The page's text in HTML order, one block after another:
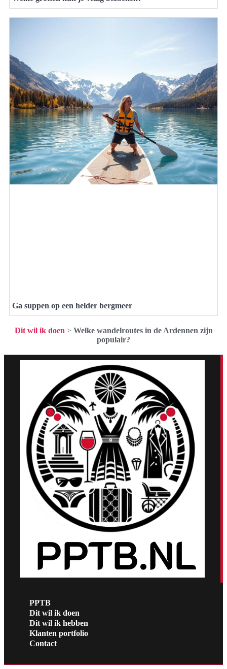
Ga suppen op een helder bergmeer
Dit wil ik doen > Welke wandelroutes in de Ardennen zijn
populair?
PPTB
Dit wil ik doen
Dit wil ik hebben
Klanten portfolio
Contact